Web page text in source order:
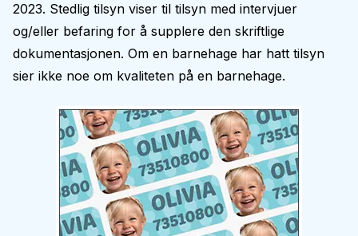
2023. Stedlig tilsyn viser til tilsyn med intervjuer
og/eller befaring for å supplere den skriftlige
dokumentasjonen. Om en barnehage har hatt tilsyn
sier ikke noe om kvaliteten på en barnehage.